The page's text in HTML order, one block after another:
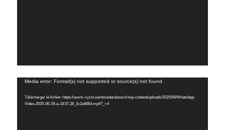
Lecteur
Media error: Format(s) not supported or source(s) not found
Télécharger le fichier: https://assm-cyclo.saintmedardasso.fr/wp-content/uploads/2025/06/WhatsApp-
Video-2025-06-29-a-18.57.28_3c2a906d.mp4?_=4